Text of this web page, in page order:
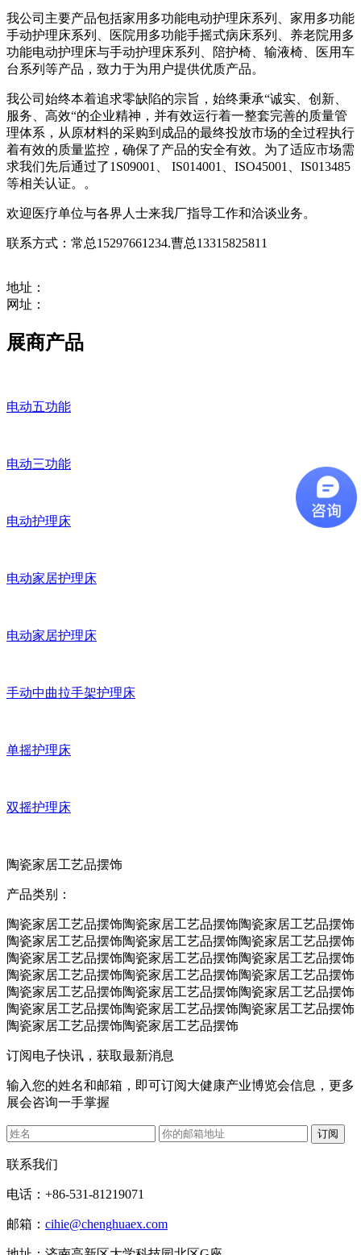
我公司主要产品包括家用多功能电动护理床系列、家用多功能
手动护理床系列、医院用多功能手摇式病床系列、养老院用多
功能电动护理床与手动护理床系列、陪护椅、输液椅、医用车
台系列等产品，致力于为用户提供优质产品。
我公司始终本着追求零缺陷的宗旨，始终秉承“诚实、创新、
服务、高效“的企业精神，并有效运行着一整套完善的质量管
理体系，从原材料的采购到成品的最终投放市场的全过程执行
着有效的质量监控，确保了产品的安全有效。为了适应市场需
求我们先后通过了1S09001、 IS014001、ISO45001、IS013485
等相关认证。。
欢迎医疗单位与各界人士来我厂指导工作和洽谈业务。
联系方式：常总15297661234.曹总13315825811
地址：
网址：
展商产品
电动五功能
电动三功能
电动护理床
电动家居护理床
电动家居护理床
手动中曲拉手架护理床
单摇护理床
双摇护理床
陶瓷家居工艺品摆饰
产品类别：
陶瓷家居工艺品摆饰陶瓷家居工艺品摆饰陶瓷家居工艺品摆饰
陶瓷家居工艺品摆饰陶瓷家居工艺品摆饰陶瓷家居工艺品摆饰
陶瓷家居工艺品摆饰陶瓷家居工艺品摆饰陶瓷家居工艺品摆饰
陶瓷家居工艺品摆饰陶瓷家居工艺品摆饰陶瓷家居工艺品摆饰
陶瓷家居工艺品摆饰陶瓷家居工艺品摆饰陶瓷家居工艺品摆饰
陶瓷家居工艺品摆饰陶瓷家居工艺品摆饰陶瓷家居工艺品摆饰
陶瓷家居工艺品摆饰陶瓷家居工艺品摆饰
订阅电子快讯，获取最新消息
输入您的姓名和邮箱，即可订阅大健康产业博览会信息，更多
展会咨询一手掌握
联系我们
电话：+86-531-81219071
邮箱： cihie@chenghuaex.com